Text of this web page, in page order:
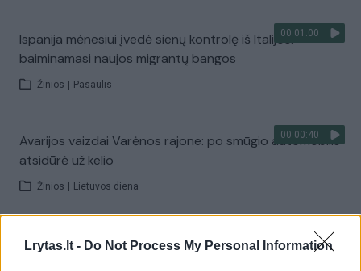
Lrytas.lt - Do Not Process My Personal Information
00:01:00
Ispanija mėnesiui įvedė sienų kontrolę iš Italijos:
baiminamasi naujos migrantų bangos
Žinios Pasaulis
00:00:40
Avarijos vaizdai Varėnos rajone: po smūgio automobilis
atsidūrė už kelio
Žinios Lietuvos diena
00:01:05
Viduržemio jūra pasiekė rekordą: vanduo įkaito iki 33